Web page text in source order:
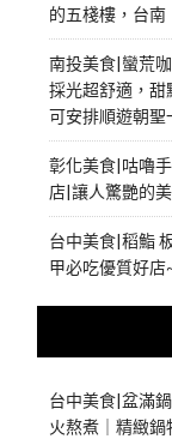
的五棧樓，台南
南投美食|蠻荒
採光超舒適，甜
可安排順遊朝聖
彰化美食|咕嚕
店|讓人驚艷的
台中美食|稻鮨
甲必吃優質好店
台中美食|盆滿
火熬煮｜精緻